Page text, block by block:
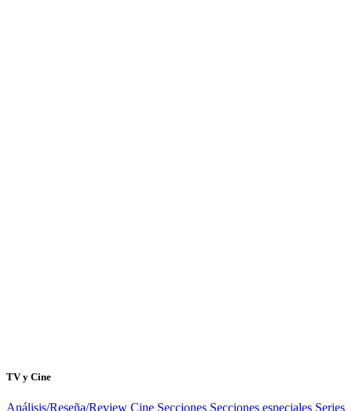
TV y Cine
Análisis/Reseña/Review Cine Secciones Secciones especiales Series